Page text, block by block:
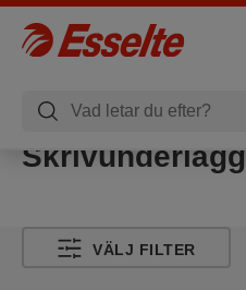
Skrivunderlägg
VÄLJ FILTER